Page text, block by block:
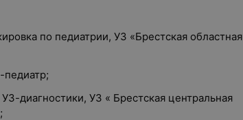
по педиатрии, УЗ «Брестская областная
педиатр;
диагностики, УЗ « Брестская центральная
;